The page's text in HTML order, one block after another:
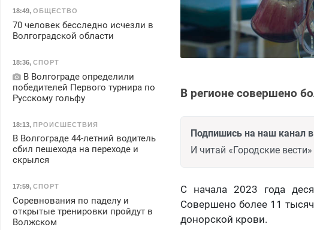
В регионе совершено
Подпишись на наш канал
И читай «Городские
С начала 2023 года
Совершено более 11
донорской крови.
18:49, ОБЩЕСТВО
70 человек бесследно исчезли в
Волгоградской области
18:36, СПОРТ
В Волгограде определили
победителей Первого турнира по
Русскому гольфу
18:13, ПРОИСШЕСТВИЯ
В Волгограде 44-летний водитель
сбил пешехода на переходе и
скрылся
17:59, СПОРТ
Соревнования по паделу и
открытые тренировки пройдут в
Волжском